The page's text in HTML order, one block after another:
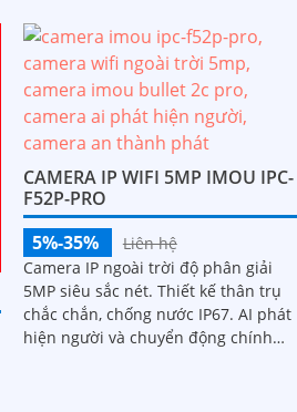
hợp lắp đặt tại nhà, văn phòng hoặc
cửa hàng, bảo vệ an ninh hiệu quả
CAMERA IP WIFI 5MP IMOU IPC-
F52P-PRO
5%-35%
Liên hệ
Camera IP ngoài trời độ phân giải
5MP siêu sắc nét. Thiết kế thân trụ
chắc chắn, chống nước IP67. AI phát
hiện người và chuyển động chính